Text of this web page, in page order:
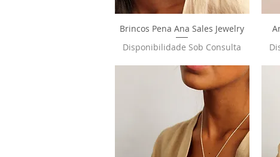
Visualização rápida
Brincos Pena Ana Sales Jewelry
Disponibilidade Sob Consulta